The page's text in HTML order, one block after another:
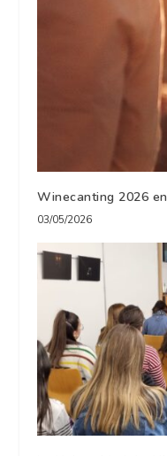
Winecanting 2026
03/05/2026